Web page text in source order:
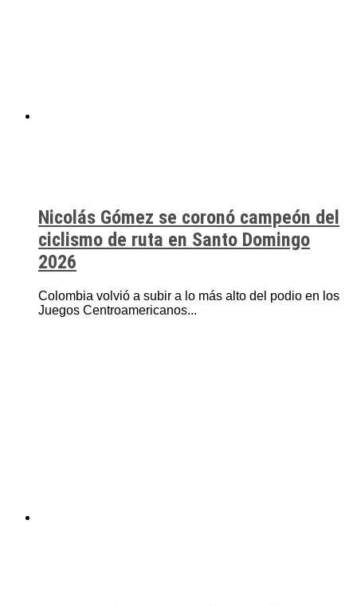
Nicolás Gómez se coronó campeón del
ciclismo de ruta en Santo Domingo
2026
Colombia volvió a subir a lo más alto del podio en los
Juegos Centroamericanos...